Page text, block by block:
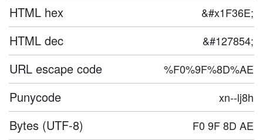
HTML hex &#x1F36E;
HTML dec &#127854;
URL escape code %F0%9F%8D%AE
Punycode xn--lj8h
Bytes (UTF-8) F0 9F 8D AE